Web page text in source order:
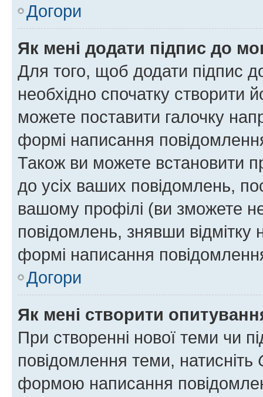
Догори
Як мені додати підпис до
Для того, щоб додати підпис
необхідно спочатку створити
можете поставити галочку
формі написання
Також ви можете встановити
до усіх ваших повідомлень,
вашому профілі (ви зможете
повідомлень, знявши відмітку
формі написання
Догори
Як мені створити
При створенні нової теми чи
повідомлення теми, натисніть
формою написання